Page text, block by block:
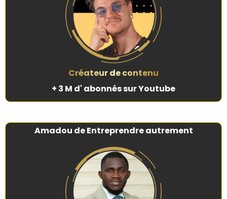
Créateur de contenu
+ 3 M d' abonnés sur Youtube
Amadou de Entreprendre autrement